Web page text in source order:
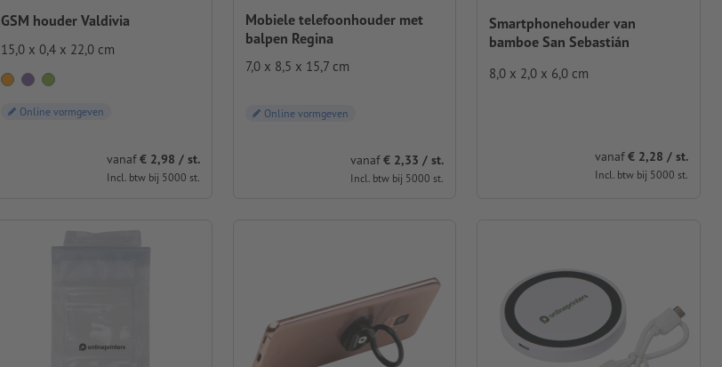
GSM houder Valdivia
15,0 x 0,4 x 22,0 cm
Online vormgeven
vanaf€ 2,98 / st.
Incl. btw bij 5000 st.
Mobiele telefoonhouder met
balpen Regina
7,0 x 8,5 x 15,7 cm
Online vormgeven
vanaf€ 2,33 / st.
Incl. btw bij 5000 st.
Smartphonehouder van
bamboe San Sebastián
8,0 x 2,0 x 6,0 cm
vanaf€ 2,28 / st.
Incl. btw bij 5000 st.